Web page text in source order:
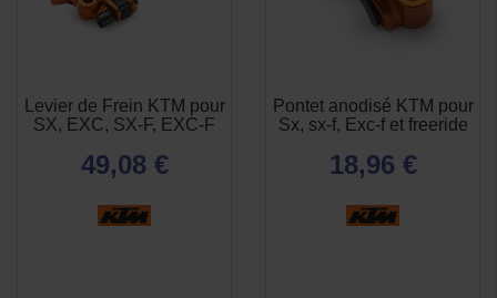
Levier de Frein KTM pour
SX, EXC, SX-F, EXC-F
49,08 €
Pontet anodisé KTM pour
Sx, sx-f, Exc-f et freeride
18,96 €
APERÇU
RAPIDE